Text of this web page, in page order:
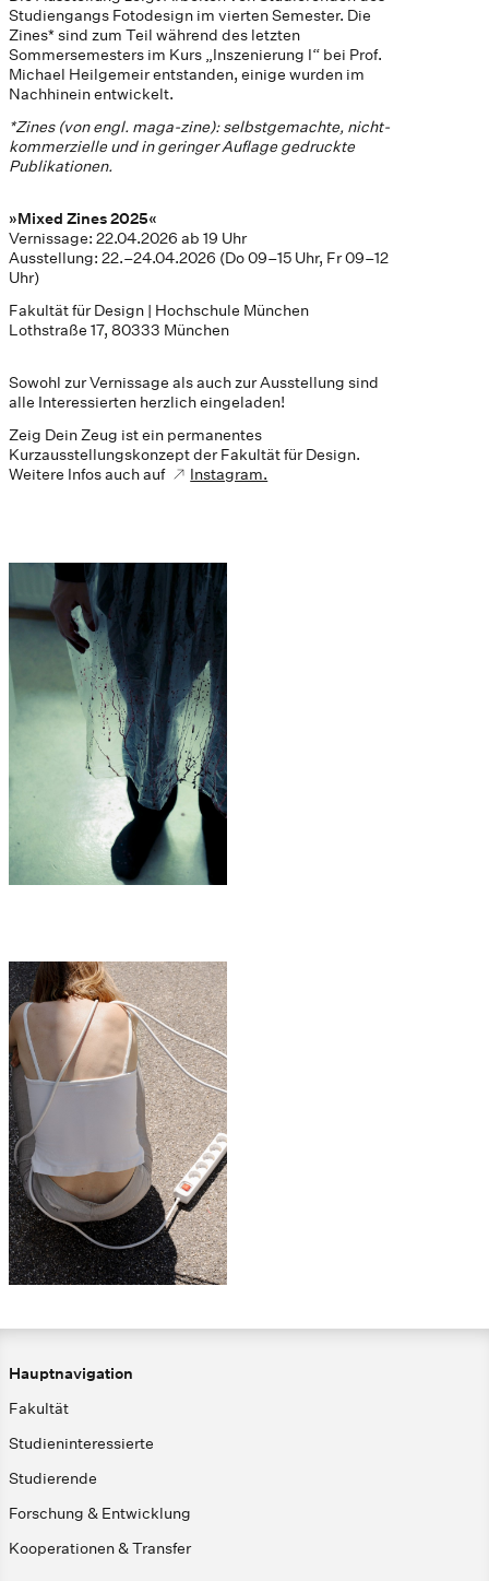
Studiengangs Fotodesign im vierten Semester. Die
Zines* sind zum Teil während des letzten
Sommersemesters im Kurs „Inszenierung I“ bei Prof.
Michael Heilgemeir entstanden, einige wurden im
Nachhinein entwickelt.
*Zines (von engl. maga-zine): selbstgemachte, nicht-
kommerzielle und in geringer Auflage gedruckte
Publikationen.
»Mixed Zines 2025«
Vernissage: 22.04.2026 ab 19 Uhr
Ausstellung: 22.–24.04.2026 (Do 09–15 Uhr, Fr 09–12
Uhr)
Fakultät für Design | Hochschule München
Lothstraße 17, 80333 München
Sowohl zur Vernissage als auch zur Ausstellung sind
alle Interessierten herzlich eingeladen!
Zeig Dein Zeug ist ein permanentes
Kurzausstellungskonzept der Fakultät für Design.
Weitere Infos auch auf
Instagram.
Hauptnavigation
Fakultät
Studieninteressierte
Studierende
Forschung & Entwicklung
Kooperationen & Transfer